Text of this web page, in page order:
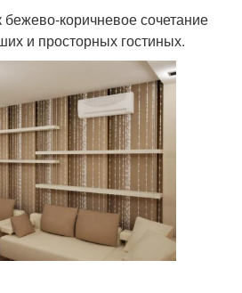
коричневое сочетание
и просторных гостиных.